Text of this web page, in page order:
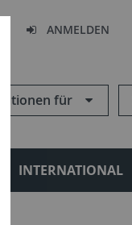
ANMELDEN
für
INTERNATIONAL